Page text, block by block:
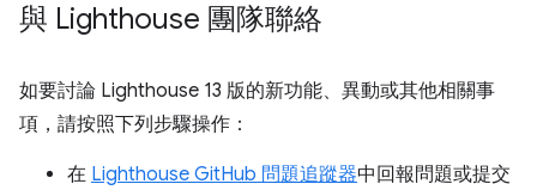
與 Lighthouse 團隊聯絡
如要討論 Lighthouse 13 版的新功能、異動或其他相關事
項，請按照下列步驟操作：
在 Lighthouse GitHub 問題追蹤器中回報問題或提交